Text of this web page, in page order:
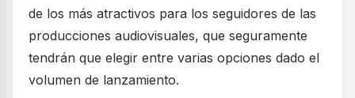
de los más atractivos para los seguidores de las
producciones audiovisuales, que seguramente
tendrán que elegir entre varias opciones dado el
volumen de lanzamiento.